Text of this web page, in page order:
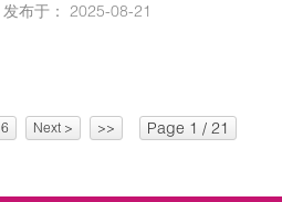
发布于： 2025-08-21
6 Next > >> Page 1 / 21